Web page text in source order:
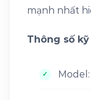
mạnh nhất
Thông số